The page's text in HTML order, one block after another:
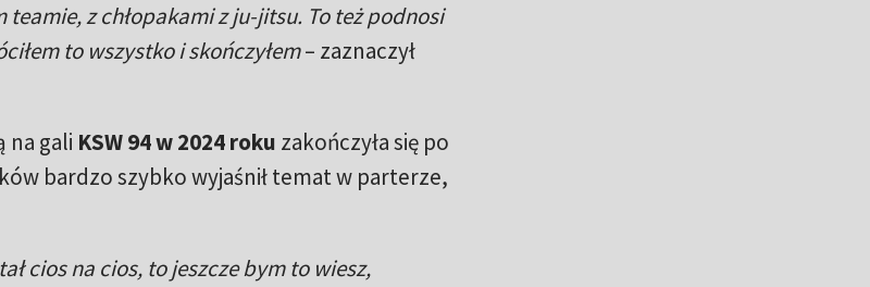
z chłopakami z ju-jitsu. To też podnosi
to wszystko i skończyłem– zaznaczył
na gali KSW 94 w 2024 roku zakończyła się po
bardzo szybko wyjaśnił temat w parterze,
cios na cios, to jeszcze bym to wiesz,